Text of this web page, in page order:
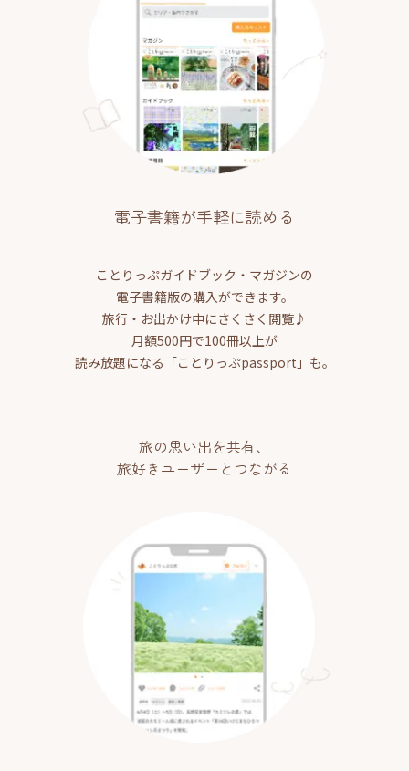
電子書籍が手軽に読める
ことりっぷガイドブック・マガジンの
電子書籍版の購入ができます。
旅行・お出かけ中にさくさく閲覧♪
月額500円で100冊以上が
読み放題になる「ことりっぷpassport」も。
旅の思い出を共有、
旅好きユーザーとつながる